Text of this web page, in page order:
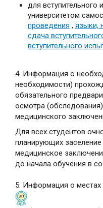
для вступительного
университетом
проведения , языки,
сдача
вступительного
4. Информация о
необходимости)
обязательного
осмотра
медицинского
Для всех студентов
планирующих
медицинское
до начала обучения в
5. Информация о